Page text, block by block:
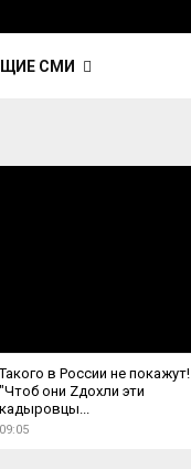
СМИ
Такого в России не покажут!
"Чтоб они Zдохли эти
кадыровцы...
09:05